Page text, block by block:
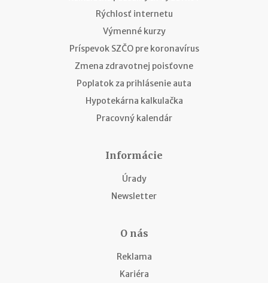
Rýchlosť internetu
Výmenné kurzy
Príspevok SZČO pre koronavírus
Zmena zdravotnej poisťovne
Poplatok za prihlásenie auta
Hypotekárna kalkulačka
Pracovný kalendár
Informácie
Úrady
Newsletter
O nás
Reklama
Kariéra